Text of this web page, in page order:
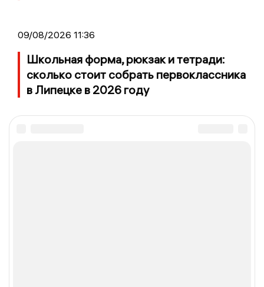
09/08/2026 11:36
Школьная форма, рюкзак и тетради:
сколько стоит собрать первоклассника
в Липецке в 2026 году